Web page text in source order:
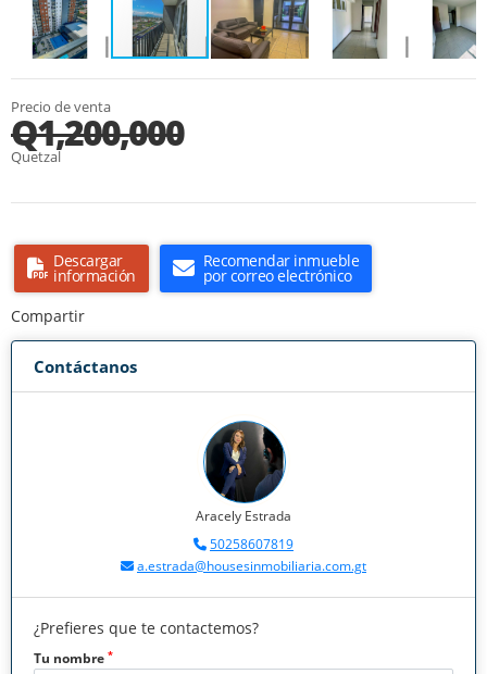
Precio de venta
Q1,200,000
Quetzal
Descargar
información
Recomendar inmueble
por correo electrónico
Compartir
Contáctanos
Aracely Estrada
50258607819
a.estrada@housesinmobiliaria.com.gt
¿Prefieres que te contactemos?
Tu nombre *